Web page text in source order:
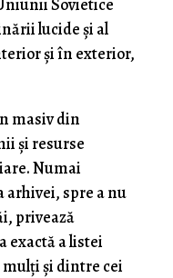
Sovietice
lucide și al
și în exterior,
masiv din
și resurse
Numai
arhivei, spre a nu
privează
exactă a listei
și dintre cei